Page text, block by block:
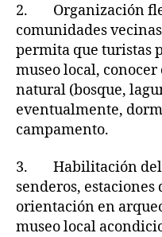
2. Organización
comunidades
permita que turistas
museo local,
natural (bosque,
eventualmente,
campamento.
3. Habilitación del
senderos, estaciones
orientación en
museo local